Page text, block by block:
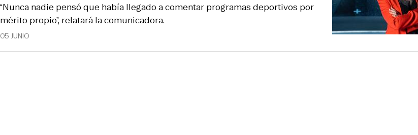
05 JUNIO
“Nunca nadie pensó que había llegado a comentar programas deportivos por
mérito propio”, relatará la comunicadora.